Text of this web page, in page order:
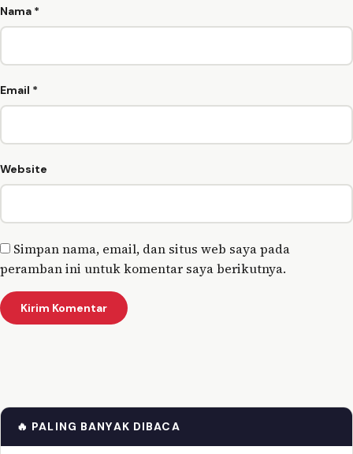
Nama *
Email *
Website
Simpan nama, email, dan situs web saya pada
peramban ini untuk komentar saya berikutnya.
🔥 PALING BANYAK DIBACA